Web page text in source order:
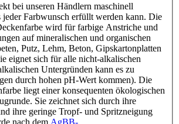
bei unseren Händlern maschinell
jeder Farbwunsch erfüllt werden kann. Die
wird für farbige Anstriche und
auf mineralischen und organischen
Putz, Lehm, Beton, Gipskartonplatten
eignet sich für alle nicht-alkalischen
Untergründen kann es zu
durch hohen pH-Wert kommen). Die
liegt einer konsequenten ökologischen
Sie zeichnet sich durch ihre
ihre geringe Tropf- und Spritzneigung
nach dem AgBB-